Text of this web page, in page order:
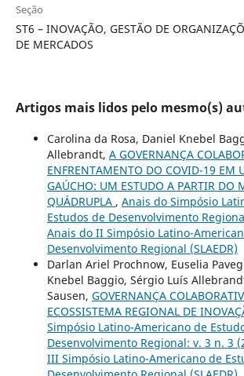
Seção
ST6 – INOVAÇÃO, GESTÃO DE
DE MERCADOS
Artigos mais lidos pelo mesmo(s)
Carolina da Rosa, Daniel Knebel
Allebrandt, A GOVERNANÇA
ENFRENTAMENTO DO COVID-19 EM
GAÚCHO: UM ESTUDO A PARTIR DO
QUÁDRUPLA , Anais do Simpósio
Estudos de Desenvolvimento
Anais do II Simpósio Latino-
Desenvolvimento Regional (SLAEDR)
Darlan Ariel Prochnow, Euselia
Knebel Baggio, Sérgio Luís
Sausen, GOVERNANÇA
ECOSSISTEMA REGIONAL DE
Simpósio Latino-Americano de
Desenvolvimento Regional: v. 3 n. 3
III Simpósio Latino-Americano de